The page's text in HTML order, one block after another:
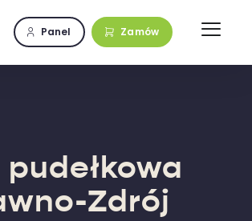
Panel Zamów
Zdrój